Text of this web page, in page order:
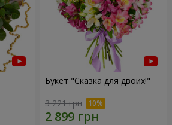
Букет "Сказка для двоих!"
3 221 грн